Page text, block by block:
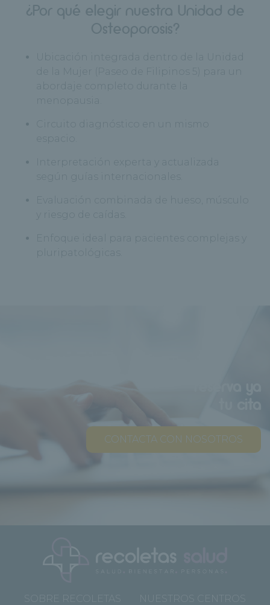
¿Por qué elegir nuestra Unidad de
Osteoporosis?
Ubicación integrada dentro de la Unidad
de la Mujer (Paseo de Filipinos 5) para un
abordaje completo durante la
menopausia.
Circuito diagnóstico en un mismo
espacio.
Interpretación experta y actualizada
según guías internacionales.
Evaluación combinada de hueso, músculo
y riesgo de caídas.
Enfoque ideal para pacientes complejas y
pluripatológicas.
CONTACTA CON NOSOTROS
SOBRE RECOLETAS
NUESTROS CENTROS